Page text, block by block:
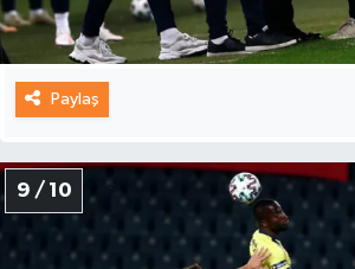
Paylaş
9 / 10